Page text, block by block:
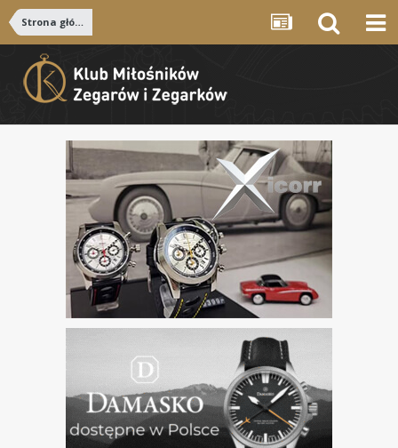
Strona główna